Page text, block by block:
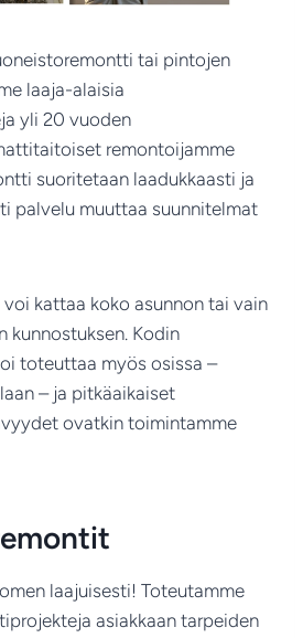
tai pintojen
laaja-alaisia
yli 20 vuoden
remontoijamme
suoritetaan laadukkaasti ja
palvelu muuttaa suunnitelmat
kattaa koko asunnon tai vain
kunnostuksen. Kodin
toteuttaa myös osissa –
– ja pitkäaikaiset
ovatkin toimintamme
laajuisesti! Toteutamme
asiakkaan tarpeiden